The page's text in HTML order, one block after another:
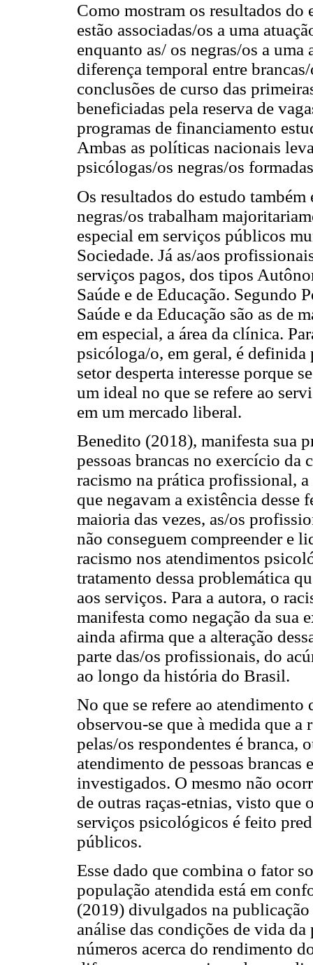
Como mostram os resultados do
estão associadas/os a uma
enquanto as/ os negras/os a
diferença temporal entre
conclusões de curso das
beneficiadas pela reserva de
programas de financiamento
Ambas as políticas nacionais
psicólogas/os negras/os
Os resultados do estudo
negras/os trabalham
especial em serviços públicos
Sociedade. Já as/aos
serviços pagos, dos tipos
Saúde e de Educação. Segundo
Saúde e da Educação são as de
em especial, a área da clínica.
psicóloga/o, em geral, é definida
setor desperta interesse porque
um ideal no que se refere ao
em um mercado liberal.
Benedito (2018), manifesta sua
pessoas brancas no exercício
racismo na prática profissional,
que negavam a existência desse
maioria das vezes, as/os
não conseguem compreender e
racismo nos atendimentos
tratamento dessa problemática
aos serviços. Para a autora, o
manifesta como negação da sua
ainda afirma que a alteração
parte das/os profissionais, do
ao longo da história do Brasil.
No que se refere ao
observou-se que à medida que a
pelas/os respondentes é branca,
atendimento de pessoas brancas
investigados. O mesmo não
de outras raças-etnias, visto que
serviços psicológicos é feito
públicos.
Esse dado que combina o fator
população atendida está em
(2019) divulgados na
análise das condições de vida
números acerca do rendimento